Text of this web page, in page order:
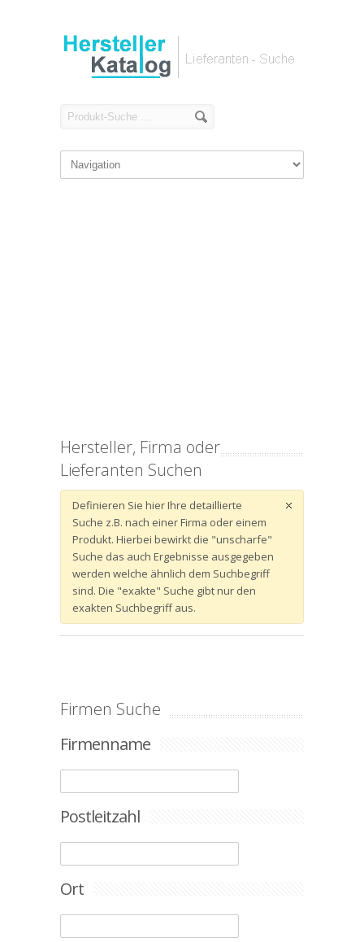
Hersteller, Firma oder
Lieferanten Suchen
Definieren Sie hier Ihre detaillierte
Suche z.B. nach einer Firma oder einem
Produkt. Hierbei bewirkt die "unscharfe"
Suche das auch Ergebnisse ausgegeben
werden welche ähnlich dem Suchbegriff
sind. Die "exakte" Suche gibt nur den
exakten Suchbegriff aus.
Firmen Suche
Firmenname
Postleitzahl
Ort